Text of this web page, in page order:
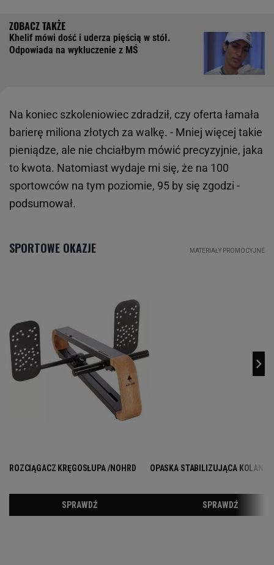
Khelif mówi dość i uderza pięścią w stół.
Odpowiada na wykluczenie z MŚ
Na koniec szkoleniowiec zdradził, czy oferta łamała
barierę miliona złotych za walkę. - Mniej więcej takie
pieniądze, ale nie chciałbym mówić precyzyjnie, jaka
to kwota. Natomiast wydaje mi się, że na 100
sportowców na tym poziomie, 95 by się zgodzi -
podsumował.